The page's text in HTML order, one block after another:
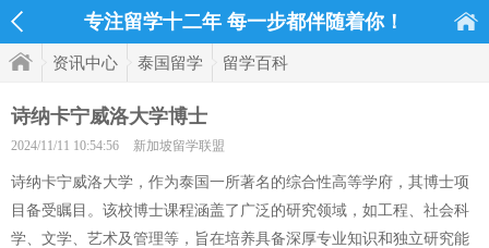
专注留学十二年 每一步都伴随着你！
资讯中心 泰国留学 留学百科
诗纳卡宁威洛大学博士
2024/11/11 10:54:56 新加坡留学联盟
诗纳卡宁威洛大学，作为泰国一所著名的综合性高等学府，其博士项
目备受瞩目。该校博士课程涵盖了广泛的研究领域，如工程、社会科
学、文学、艺术及管理等，旨在培养具备深厚专业知识和独立研究能